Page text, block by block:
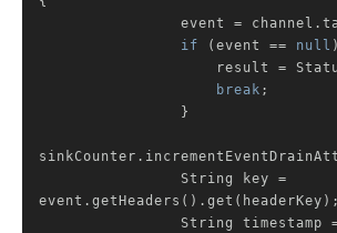
if (event == null
break ;
event.getHeaders().get(headerKey);